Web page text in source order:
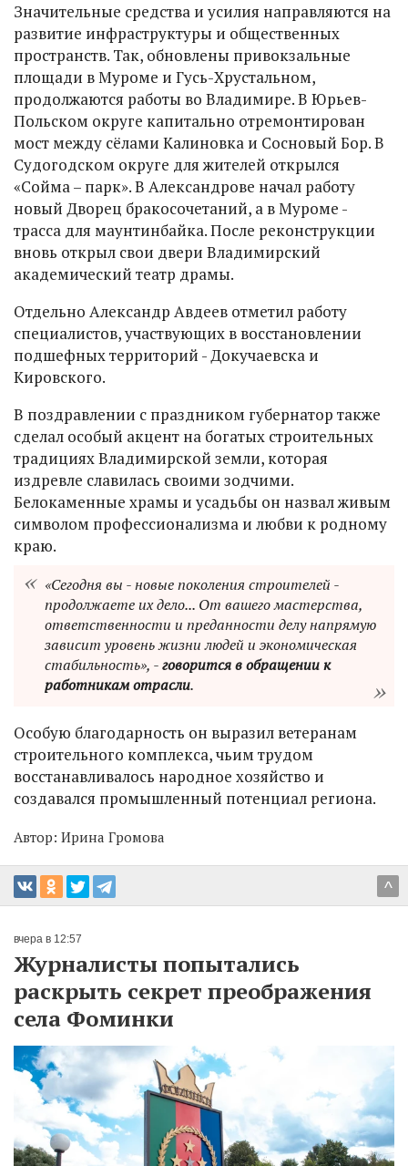
Значительные средства и усилия направляются на
развитие инфраструктуры и общественных
пространств. Так, обновлены привокзальные
площади в Муроме и Гусь-Хрустальном,
продолжаются работы во Владимире. В Юрьев-
Польском округе капитально отремонтирован
мост между сёлами Калиновка и Сосновый Бор. В
Судогодском округе для жителей открылся
«Сойма – парк». В Александрове начал работу
новый Дворец бракосочетаний, а в Муроме -
трасса для маунтинбайка. После реконструкции
вновь открыл свои двери Владимирский
академический театр драмы.
Отдельно Александр Авдеев отметил работу
специалистов, участвующих в восстановлении
подшефных территорий - Докучаевска и
Кировского.
В поздравлении с праздником губернатор также
сделал особый акцент на богатых строительных
традициях Владимирской земли, которая
издревле славилась своими зодчими.
Белокаменные храмы и усадьбы он назвал живым
символом профессионализма и любви к родному
краю.
«Сегодня вы - новые поколения строителей -
продолжаете их дело... От вашего мастерства,
ответственности и преданности делу напрямую
зависит уровень жизни людей и экономическая
стабильность», -говорится в обращении к
работникам отрасли.
Особую благодарность он выразил ветеранам
строительного комплекса, чьим трудом
восстанавливалось народное хозяйство и
создавался промышленный потенциал региона.
Автор: Ирина Громова
^
вчера в 12:57
Журналисты попытались
раскрыть секрет преображения
села Фоминки